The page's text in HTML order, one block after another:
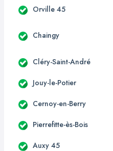
Orville 45
Chaingy
Cléry-Saint-André
Jouy-le-Potier
Cernoy-en-Berry
Pierrefitte-ès-Bois
Auxy 45